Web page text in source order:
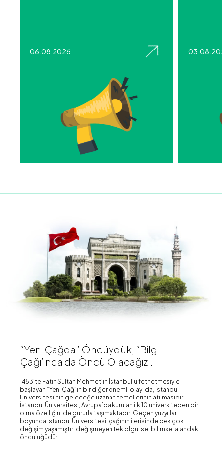
06.08.2026
“Yeni Çağda” Öncüydük, “Bilgi
Çağı”nda da Öncü Olacağız...
1453’te Fatih Sultan Mehmet’in İstanbul’u fethetmesiyle
başlayan “Yeni Çağ”ın bir diğer önemli olayı da, İstanbul
Üniversitesi’nin geleceğe uzanan temellerinin atılmasıdır.
İstanbul Üniversitesi, Avrupa’da kurulan ilk 10 üniversiteden biri
olma özelliğini de gururla taşımaktadır. Geçen yüzyıllar
boyunca İstanbul Üniversitesi, çağının ilerisinde pek çok
değişim yaşamıştır; değişmeyen tek olgu ise, bilimsel alandaki
öncülüğüdür.